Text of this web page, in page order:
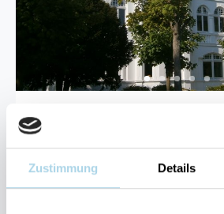
Zustimmung Details
Villa Sirene 01
3 Gäste 1 Schlafzimmer 35 m²